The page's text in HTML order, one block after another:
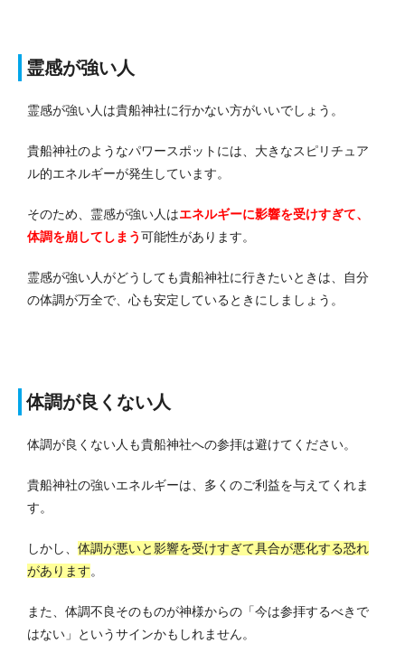
霊感が強い人
霊感が強い人は貴船神社に行かない方がいいでしょう。
貴船神社のようなパワースポットには、大きなスピリチュア
ル的エネルギーが発生しています。
そのため、霊感が強い人はエネルギーに影響を受けすぎて、
体調を崩してしまう可能性があります。
霊感が強い人がどうしても貴船神社に行きたいときは、自分
の体調が万全で、心も安定しているときにしましょう。
体調が良くない人
体調が良くない人も貴船神社への参拝は避けてください。
貴船神社の強いエネルギーは、多くのご利益を与えてくれま
す。
しかし、 体調が悪いと影響を受けすぎて具合が悪化する恐れ
があります。
また、体調不良そのものが神様からの「今は参拝するべきで
はない」というサインかもしれません。